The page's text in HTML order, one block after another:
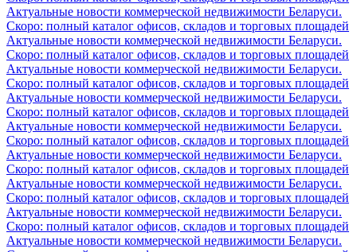
Актуальные новости коммерческой недвижимости Беларуси.
Скоро: полный каталог офисов, складов и торговых площадей
Актуальные новости коммерческой недвижимости Беларуси.
Скоро: полный каталог офисов, складов и торговых площадей
Актуальные новости коммерческой недвижимости Беларуси.
Скоро: полный каталог офисов, складов и торговых площадей
Актуальные новости коммерческой недвижимости Беларуси.
Скоро: полный каталог офисов, складов и торговых площадей
Актуальные новости коммерческой недвижимости Беларуси.
Скоро: полный каталог офисов, складов и торговых площадей
Актуальные новости коммерческой недвижимости Беларуси.
Скоро: полный каталог офисов, складов и торговых площадей
Актуальные новости коммерческой недвижимости Беларуси.
Скоро: полный каталог офисов, складов и торговых площадей
Актуальные новости коммерческой недвижимости Беларуси.
Скоро: полный каталог офисов, складов и торговых площадей
Актуальные новости коммерческой недвижимости Беларуси.